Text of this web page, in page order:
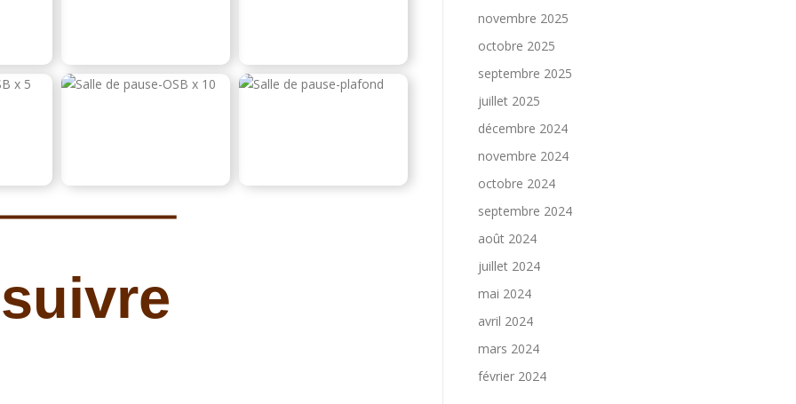
novembre 2025
octobre 2025
septembre 2025
juillet 2025
décembre 2024
novembre 2024
octobre 2024
septembre 2024
août 2024
juillet 2024
mai 2024
avril 2024
mars 2024
février 2024